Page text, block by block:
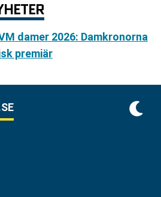
damer 2026: Damkronorna
premiär